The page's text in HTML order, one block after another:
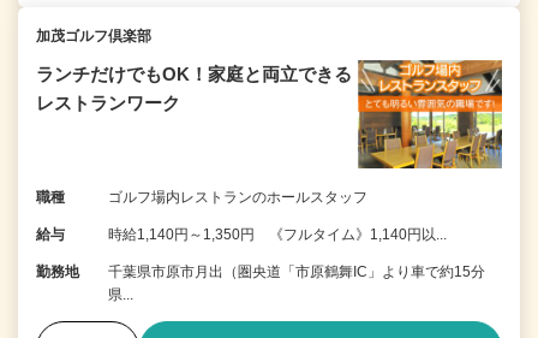
加茂ゴルフ倶楽部
ランチだけでもOK！家庭と両立できる
レストランワーク
職種 ゴルフ場内レストランのホールスタッフ
給与 時給1,140円～1,350円 《フルタイム》1,140円以...
勤務地
千葉県市原市月出（圏央道「市原鶴舞IC」より車で約15分
県...